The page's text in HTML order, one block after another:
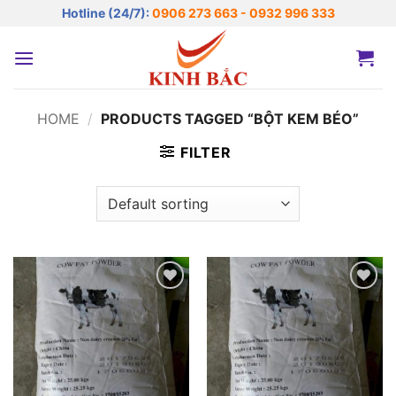
nội
Hotline (24/7): 0906 273 663 - 0932 996 333
HOME / PRODUCTS TAGGED “BỘT KEM BÉO”
FILTER
Add to
wishlist
Add to
wishlist